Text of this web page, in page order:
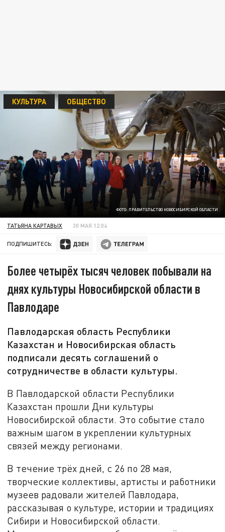
ФОТО: ПРАВИТЕЛЬСТВО НОВОСИБИРСКОЙ ОБЛАСТИ
КУЛЬТУРА ОБЩЕСТВО
ТАТЬЯНА КАРТАВЫХ 30 МАЯ 12:04
ПОДПИШИТЕСЬ:
Более четырёх тысяч человек побывали на
днях культуры Новосибирской области в
Павлодаре
Павлодарская область Республики
Казахстан и Новосибирская область
подписали десять соглашений о
сотрудничестве в области культуры.
В Павлодарской области Республики
Казахстан прошли Дни культуры
Новосибирской области. Это событие стало
важным шагом в укреплении культурных
связей между регионами.
В течение трёх дней, с 26 по 28 мая,
творческие коллективы, артисты и работники
музеев радовали жителей Павлодара,
рассказывая о культуре, истории и традициях
Сибири и Новосибирской области.